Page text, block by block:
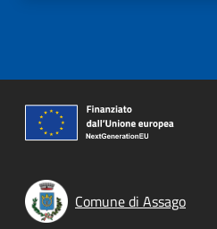
Comune di Assago